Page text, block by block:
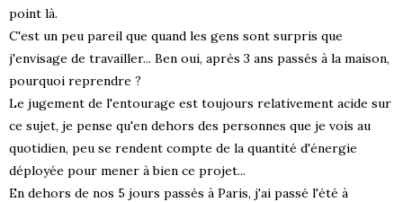
point là.
C'est un peu pareil que quand les gens sont surpris que
j'envisage de travailler... Ben oui, après 3 ans passés à la maison,
pourquoi reprendre ?
Le jugement de l'entourage est toujours relativement acide sur
ce sujet, je pense qu'en dehors des personnes que je vois au
quotidien, peu se rendent compte de la quantité d'énergie
déployée pour mener à bien ce projet...
En dehors de nos 5 jours passés à Paris, j'ai passé l'été à